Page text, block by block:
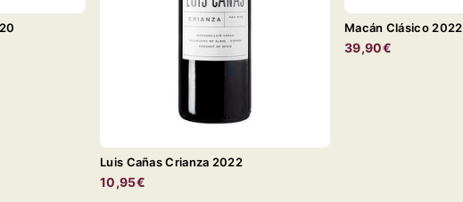
Luis Cañas Crianza 2022
10,95€
Macán Clásico 2022
39,90€